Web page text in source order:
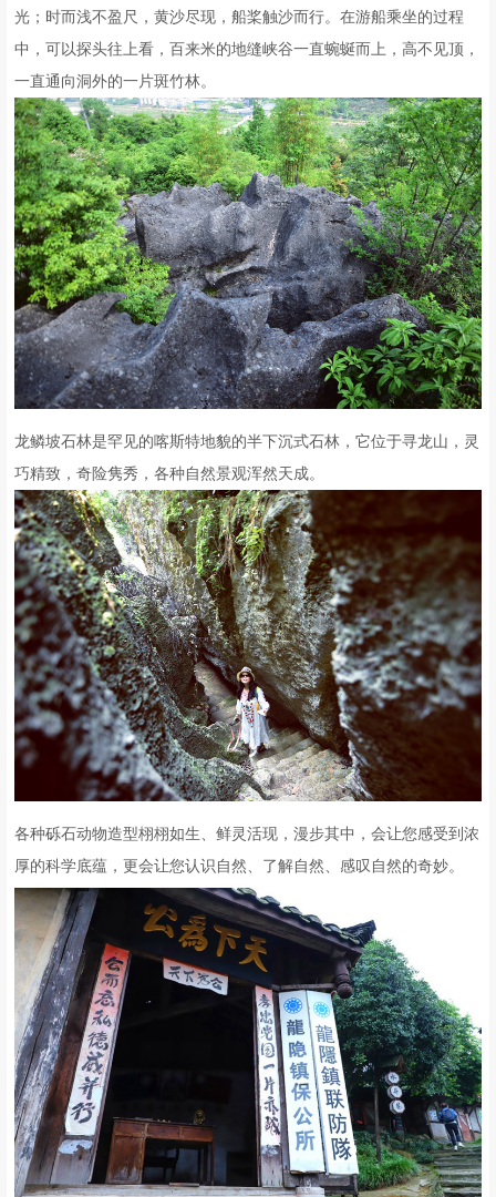
光；时而浅不盈尺，黄沙尽现，船桨触沙而行。在游船乘坐的过程
中，可以探头往上看，百来米的地缝峡谷一直蜿蜒而上，高不见顶，
一直通向洞外的一片斑竹林。
龙鳞坡石林是罕见的喀斯特地貌的半下沉式石林，它位于寻龙山，灵
巧精致，奇险隽秀，各种自然景观浑然天成。
各种砾石动物造型栩栩如生、鲜灵活现，漫步其中，会让您感受到浓
厚的科学底蕴，更会让您认识自然、了解自然、感叹自然的奇妙。